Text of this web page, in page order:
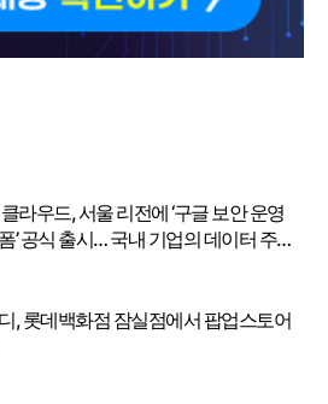
라우드, 서울 리전에 ‘구글 보안 운영
’ 공식 출시… 국내 기업의 데이터 주권
, 롯데백화점 잠실점에서 팝업스토어